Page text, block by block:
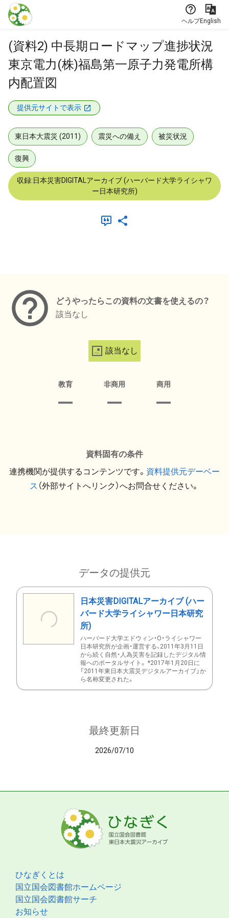
本文に飛ぶ
ヘルプEnglish
(資料2) 中長期ロードマップ進捗状況
東京電力(株)福島第一原子力発電所構
内配置図
提供元サイトで表示
東日本大震災 (2011) 震災への備え 被災状況
復興
収録:日本災害DIGITALアーカイブ (ハーバード大学ライシャワ
ー日本研究所)
どうやったらこの資料の文書を使えるの？
該当なし
該当なし
教育 非商用 商用
資料固有の条件
連携機関が提供するコンテンツです。 資料提供元デーベー
ス （外部サイトへリンク）へお問合せください。
データの提供元
日本災害DIGITALアーカイブ (ハー
バード大学ライシャワー日本研究
所)
ハーバード大学エドウィン・O・ライシャワー
日本研究所が企画・運営する、2011年3月11日
から続く自然・人為災害を記録したデジタル情
報へのポータルサイト。 *2017年1月20日に
「2011年東日本大震災デジタルアーカイブ」か
ら名称変更された。
最終更新日
2026/07/10
ひなぎくとは
国立国会図書館ホームページ
国立国会図書館サーチ
お知らせ